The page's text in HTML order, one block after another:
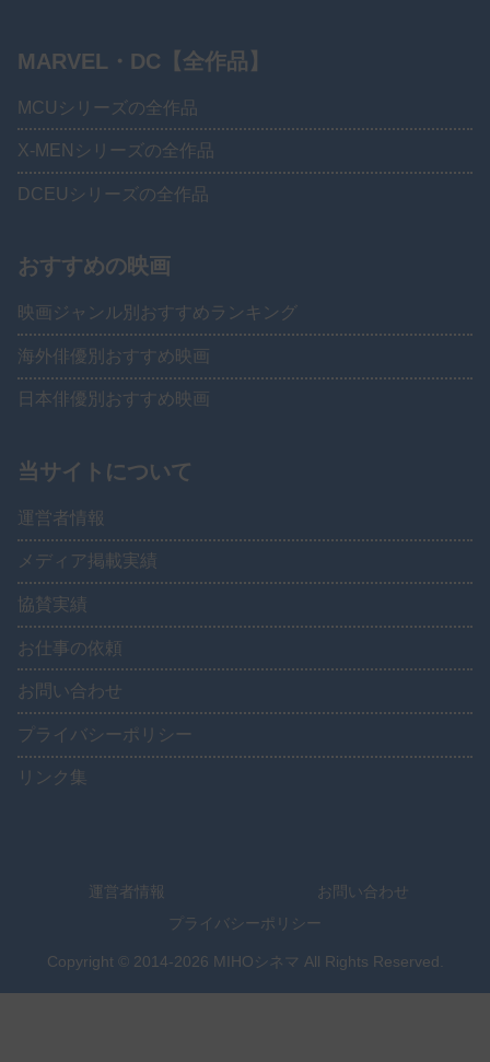
MARVEL・DC【全作品】
MCUシリーズの全作品
X-MENシリーズの全作品
DCEUシリーズの全作品
おすすめの映画
映画ジャンル別おすすめランキング
海外俳優別おすすめ映画
日本俳優別おすすめ映画
当サイトについて
運営者情報
メディア掲載実績
協賛実績
お仕事の依頼
お問い合わせ
プライバシーポリシー
リンク集
運営者情報
お問い合わせ
プライバシーポリシー
Copyright © 2014-2026 MIHOシネマ All Rights Reserved.